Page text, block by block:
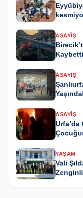
ASAYIŞ
ASAYIŞ
ASAYIŞ
Urfa’da
YAŞAM
Vali